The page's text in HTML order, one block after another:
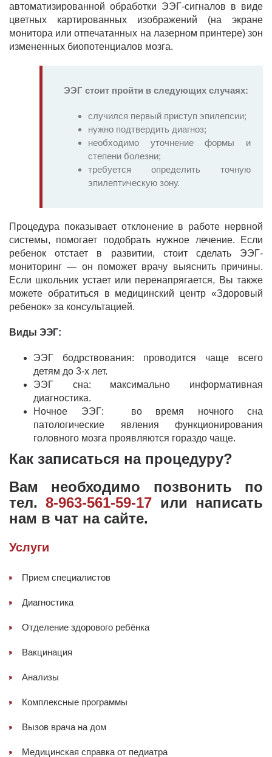
автоматизированной обработки ЭЭГ-сигналов в виде
цветных картированных изображений (на экране
монитора или отпечатанных на лазерном принтере) зон
измененных биопотенциалов мозга.
ЭЭГ стоит пройти в следующих случаях:
случился первый приступ эпилепсии;
нужно подтвердить диагноз;
необходимо уточнение формы и
степени болезни;
требуется определить точную
эпилептическую зону.
Процедура показывает отклонение в работе нервной
системы, помогает подобрать нужное лечение. Если
ребенок отстает в развитии, стоит сделать ЭЭГ-
мониторинг — он поможет врачу выяснить причины.
Если школьник устает или перенапрягается, Вы также
можете обратиться в медицинский центр «Здоровый
ребенок» за консультацией.
Виды ЭЭГ:
ЭЭГ бодрствования: проводится чаще всего
детям до 3-х лет.
ЭЭГ сна: максимально информативная
диагностика.
Ночное ЭЭГ: во время ночного сна
патологические явления функционирования
головного мозга проявляются гораздо чаще.
Как записаться на процедуру?
Вам необходимо позвонить по
тел.8-963-561-59-17 или напиcать
нам в чат на сайте.
Услуги
Прием специалистов
Диагностика
Отделение здорового ребёнка
Вакцинация
Анализы
Комплексные программы
Вызов врача на дом
Медицинская справка от педиатра